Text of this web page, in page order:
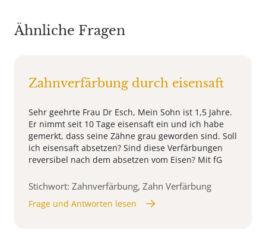
Ähnliche Fragen
Zahnverfärbung durch eisensaft
Sehr geehrte Frau Dr Esch, Mein Sohn ist 1,5 Jahre.
Er nimmt seit 10 Tage eisensaft ein und ich habe
gemerkt, dass seine Zähne grau geworden sind. Soll
ich eisensaft absetzen? Sind diese Verfärbungen
reversibel nach dem absetzen vom Eisen? Mit fG
Stichwort: Zahnverfärbung, Zahn Verfärbung
Frage und Antworten lesen